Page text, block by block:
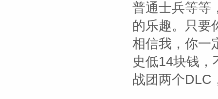
普通士兵等等
的乐趣。只要
相信我，你一
史低14块钱
战团两个DLC